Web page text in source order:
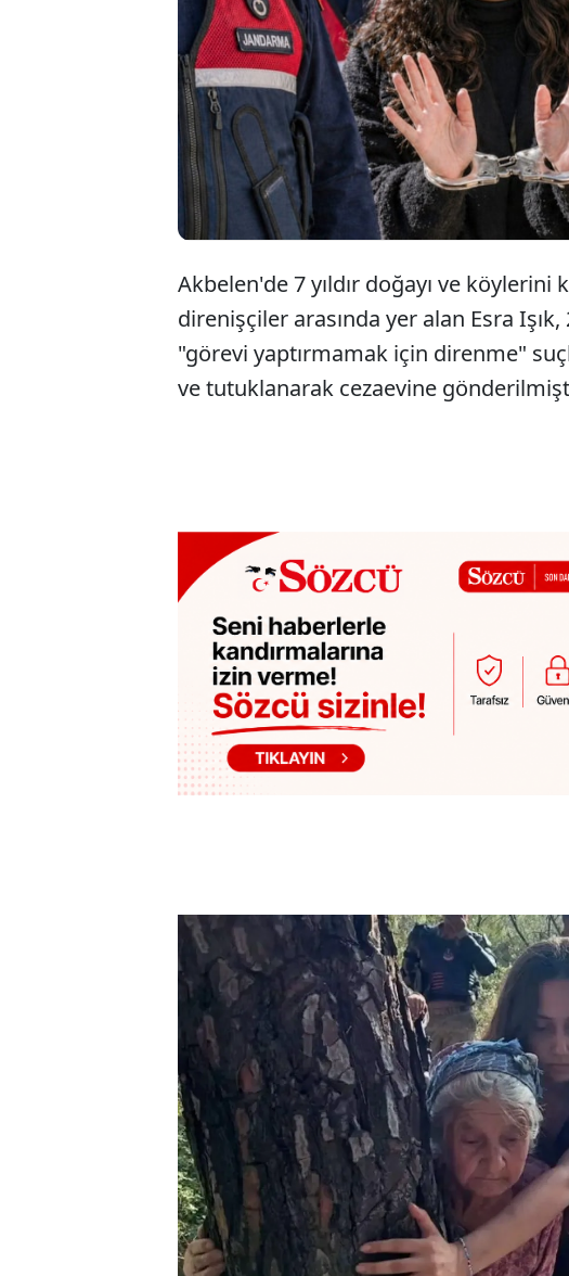
direnişçisi ve yaşam
42 gündür tutuklu olan
öğrenen İkizköy halkı
Akbelen'de 7 yıldır doğayı ve
direnişçiler arasında yer alan Esra
"görevi yaptırmamak için direnme"
ve tutuklanarak cezaevine